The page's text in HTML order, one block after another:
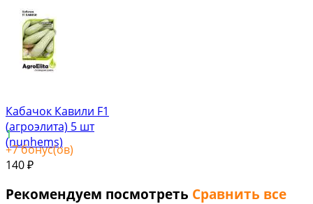
Кабачок Кавили F1
(агроэлита) 5 шт
(nunhems)
1
+7бонус(ов)
140 ₽
Рекомендуем посмотреть Сравнить все